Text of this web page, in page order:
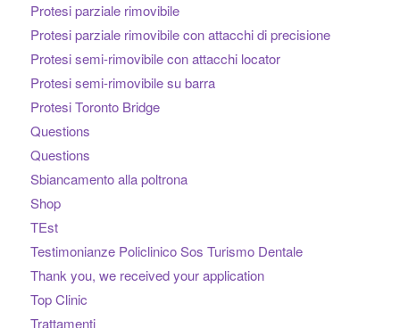
Protesi parziale rimovibile
Protesi parziale rimovibile con attacchi di precisione
Protesi semi-rimovibile con attacchi locator
Protesi semi-rimovibile su barra
Protesi Toronto Bridge
Questions
Questions
Sbiancamento alla poltrona
Shop
TEst
Testimonianze Policlinico Sos Turismo Dentale
Thank you, we received your application
Top Clinic
Trattamenti